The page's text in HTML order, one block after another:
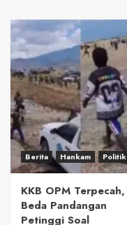
Berita Hankam Politik
KKB OPM Terpecah,
Beda Pandangan
Petinggi Soal